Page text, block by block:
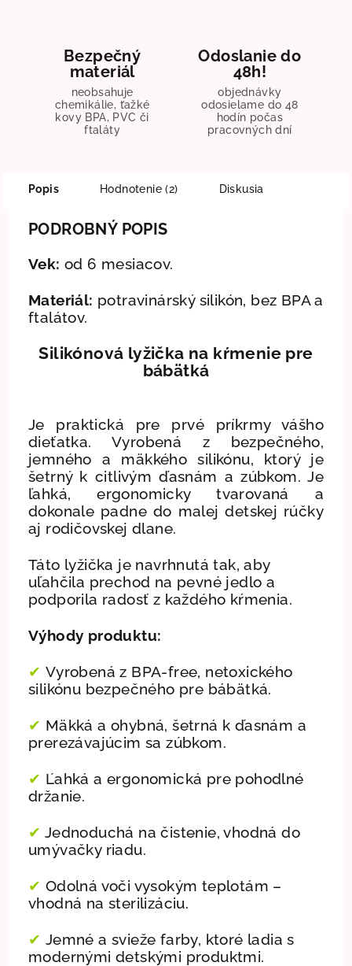
Bezpečný
materiál
neobsahuje
chemikálie, ťažké
kovy BPA, PVC či
ftaláty
Odoslanie do
48h!
objednávky
odosielame do 48
hodín počas
pracovných dní
Popis Hodnotenie (2) Diskusia
PODROBNÝ POPIS
Vek: od 6 mesiacov.
Materiál: potravinárský silikón, bez BPA a
ftalátov.
Silikónová lyžička na kŕmenie pre
bábätká
Je praktická pre prvé príkrmy vášho
dieťatka. Vyrobená z bezpečného,
jemného a mäkkého silikónu, ktorý je
šetrný k citlivým ďasnám a zúbkom. Je
ľahká, ergonomicky tvarovaná a
dokonale padne do malej detskej rúčky
aj rodičovskej dlane.
Táto lyžička je navrhnutá tak, aby
uľahčila prechod na pevné jedlo a
podporila radosť z každého kŕmenia.
Výhody produktu:
✔ Vyrobená z BPA-free, netoxického
silikónu bezpečného pre bábätká.
✔ Mäkká a ohybná, šetrná k ďasnám a
prerezávajúcim sa zúbkom.
✔ Ľahká a ergonomická pre pohodlné
držanie.
✔ Jednoduchá na čistenie, vhodná do
umývačky riadu.
✔ Odolná voči vysokým teplotám –
vhodná na sterilizáciu.
✔ Jemné a svieže farby, ktoré ladia s
modernýmidetskými produktmi.